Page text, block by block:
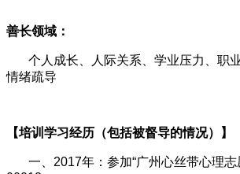
善长领域：
个人成长、人际关系、学业压力、职业
情绪疏导
【培训学习经历（包括被督导的情况）】
一、2017年：参加“广州心丝带心理志